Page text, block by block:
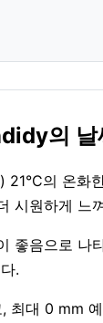
의 날
의 온화
시원하게 느
좋음으로
.
최대 0 mm